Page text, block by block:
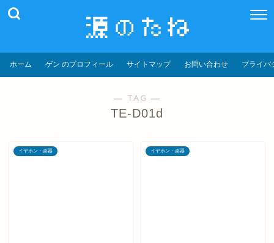
ホーム ゲン のプロフィール サイトマップ お問い合わせ プライバ
― TAG ―
TE-D01d
イヤホン・楽器 イヤホン・楽器